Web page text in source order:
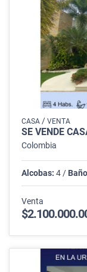
CASA / VENTA
SE VENDE
Colombia
Alcobas: 4 /
Venta